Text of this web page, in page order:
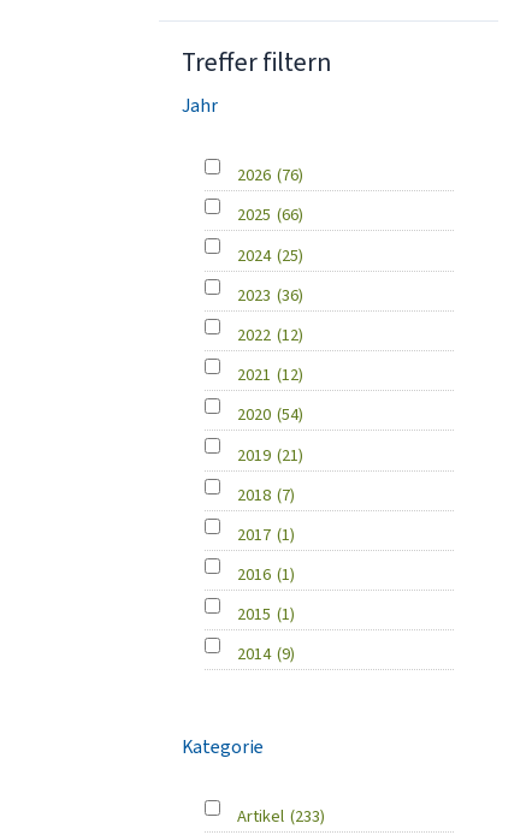
Treffer filtern
Jahr
2026 (76)
2025 (66)
2024 (25)
2023 (36)
2022 (12)
2021 (12)
2020 (54)
2019 (21)
2018 (7)
2017 (1)
2016 (1)
2015 (1)
2014 (9)
Kategorie
Artikel (233)